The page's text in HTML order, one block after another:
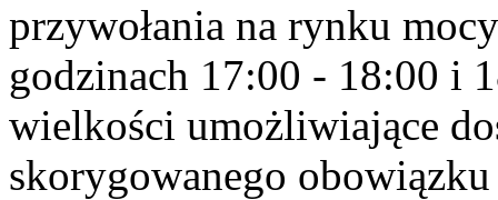
przywołania na rynku
godzinach 17:00 - 18:00 i
wielkości umożliwiające
skorygowanego